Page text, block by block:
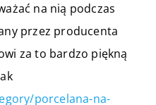
na nią podczas
przez producenta
za to bardzo piękną
porcelana-na-